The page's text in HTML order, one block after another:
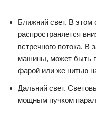
Ближний свет. В этом
распространяется
встречного потока. В
машины, может быть
фарой или же нитью
Дальний свет.
мощным пучком